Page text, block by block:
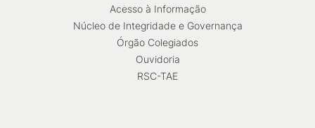
Acesso à Informação
Núcleo de Integridade e Governança
Órgão Colegiados
Ouvidoria
RSC-TAE